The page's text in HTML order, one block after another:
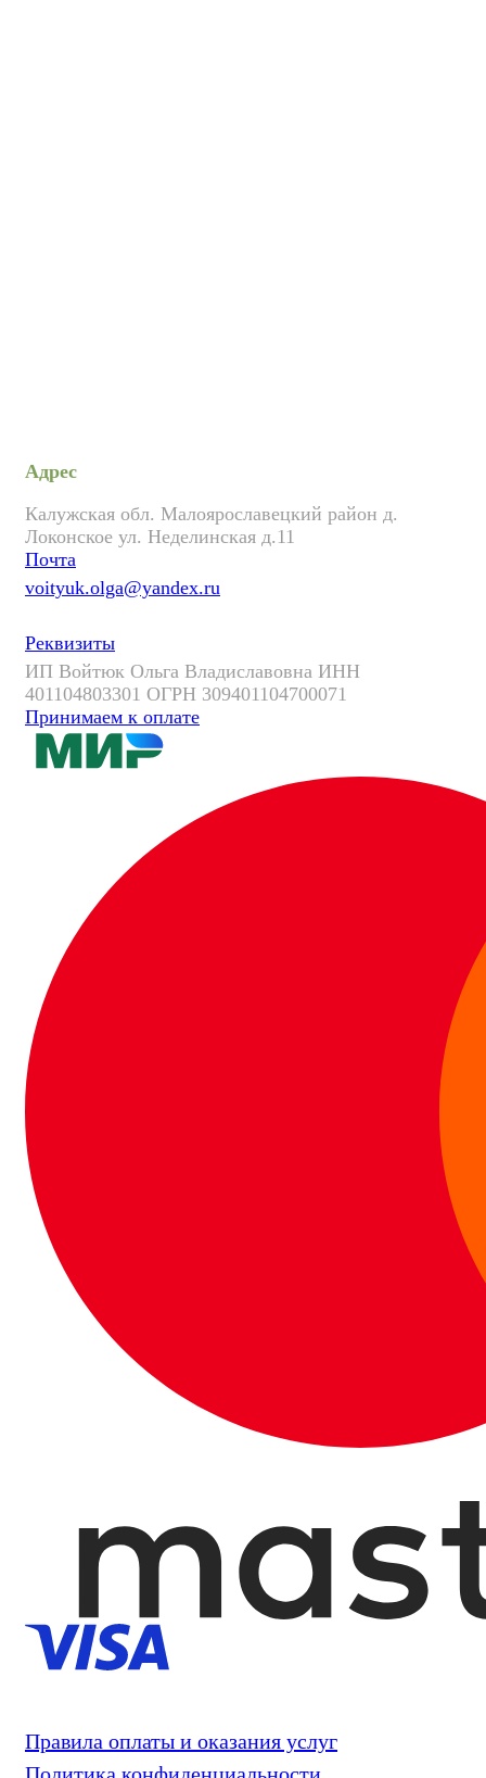
Адрес
Калужская обл. Малоярославецкий район д.
Локонское ул. Неделинская д.11
Почта
voityuk.olga@yandex.ru
Реквизиты
ИП Войтюк Ольга Владиславовна ИНН
401104803301 ОГРН 309401104700071
Принимаем к оплате
Правила оплаты и оказания услуг